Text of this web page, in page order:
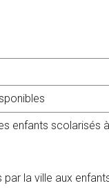
enfants scolarisés
la ville aux